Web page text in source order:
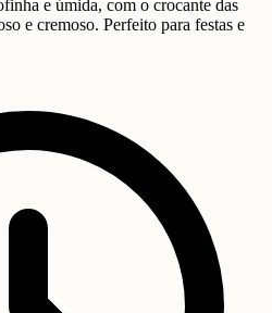
e úmida, com o crocante das
e cremoso. Perfeito para festas e